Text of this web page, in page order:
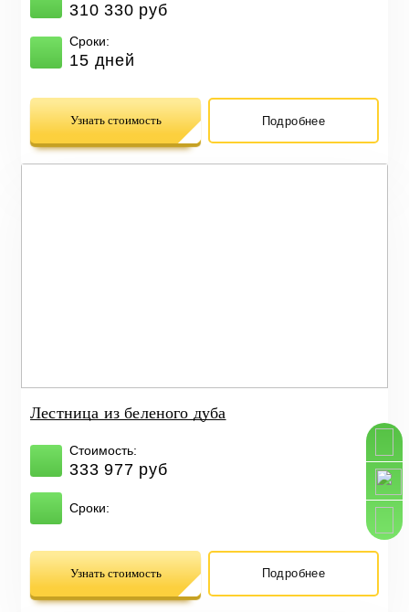
310 330 руб
Сроки:
15 дней
Узнать стоимость Подробнее
Лестница из беленого дуба
Стоимость:
333 977 руб
Сроки:
Узнать стоимость Подробнее